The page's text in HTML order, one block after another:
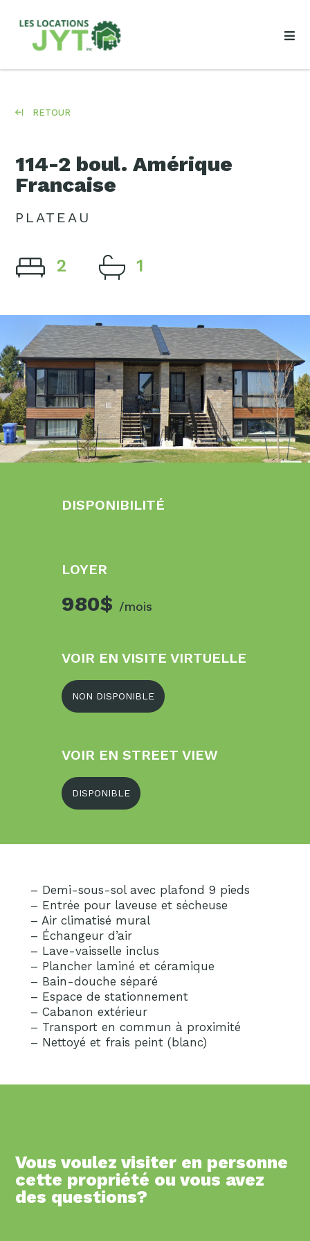
RETOUR
114-2 boul. Amérique
Francaise
PLATEAU
2 1
DISPONIBILITÉ
LOYER
980$ /mois
VOIR EN VISITE VIRTUELLE
NON DISPONIBLE
VOIR EN STREET VIEW
DISPONIBLE
– Demi-sous-sol avec plafond 9 pieds
– Entrée pour laveuse et sécheuse
– Air climatisé mural
– Échangeur d’air
– Lave-vaisselle inclus
– Plancher laminé et céramique
– Bain-douche séparé
– Espace de stationnement
– Cabanon extérieur
– Transport en commun à proximité
– Nettoyé et frais peint (blanc)
Vous voulez visiter en personne
cette propriété ou vous avez
des questions?